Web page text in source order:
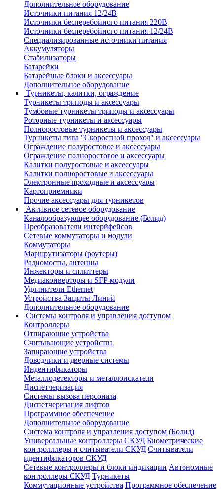
Дополнительное оборудование
Источники питания 12/24В
Источники бесперебойного питания 220В
Источники бесперебойного питания 12/24В
Специализированные источники питания
Аккумуляторы
Стабилизаторы
Батарейки
Батарейные блоки и аксессуары
Дополнительное оборудование
Турникеты, калитки, ограждение
Турникеты триподы и аксессуары
Тумбовые турникеты триподы и аксессуары
Роторные турникеты и аксессуары
Полноростовые турникеты и аксессуары
Турникеты типа "Скоростной проход" и аксессуары
Ограждение полуростовое и аксессуары
Ограждение полноростовое и аксессуары
Калитки полуростовые и аксессуары
Калитки полноростовые и аксессуары
Электронные проходные и аксессуары
Картоприемники
Прочие аксессуары для турникетов
Активное сетевое оборудование
Каналообразующее оборудование (Болид)
Преобразователи интерйфейсов
Сетевые коммутаторы и модули
Коммутаторы
Маршрутизаторы (роутеры)
Радиомосты, антенны
Инжекторы и сплиттеры
Медиаконверторы и SFP-модули
Удлинители Ethernet
Устройства Защиты Линий
Дополнительное оборудование
Системы контроля и управления доступом
Контроллеры
Отпирающие устройства
Считывающие устройства
Запирающие устройства
Доводчики и дверные системы
Индентификаторы
Металлодетекторы и металлоискатели
Диспетчеризация
Системы вызова персонала
Диспетчеризация лифтов
Программное обеспечение
Дополнительное оборудование
Система контроля и управления доступом (Болид)
Универсальные контроллеры СКУД Биометрические
контролллеры и считыватели СКУД Считыватели
идентификаторов СКУД
Сетевые контроллеры и блоки индикации Автономные
контроллеры СКУД Турникеты
Коммутационные устройства Программное обеспечение